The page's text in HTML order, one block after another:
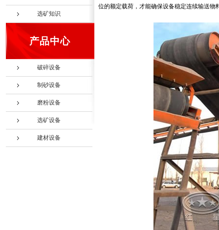
选矿知识
产品中心
破碎设备
制砂设备
磨粉设备
选矿设备
建材设备
位的额定载荷，才能确保设备稳定连续输送物